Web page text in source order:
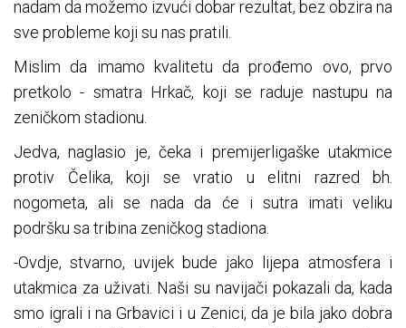
nadam da možemo izvući dobar rezultat, bez obzira na
sve probleme koji su nas pratili.
Mislim da imamo kvalitetu da prođemo ovo, prvo
pretkolo - smatra Hrkač, koji se raduje nastupu na
zeničkom stadionu.
Jedva, naglasio je, čeka i premijerligaške utakmice
protiv Čelika, koji se vratio u elitni razred bh.
nogometa, ali se nada da će i sutra imati veliku
podršku sa tribina zeničkog stadiona.
-Ovdje, stvarno, uvijek bude jako lijepa atmosfera i
utakmica za uživati. Naši su navijači pokazali da, kada
smo igrali i na Grbavici i u Zenici, da je bila jako dobra